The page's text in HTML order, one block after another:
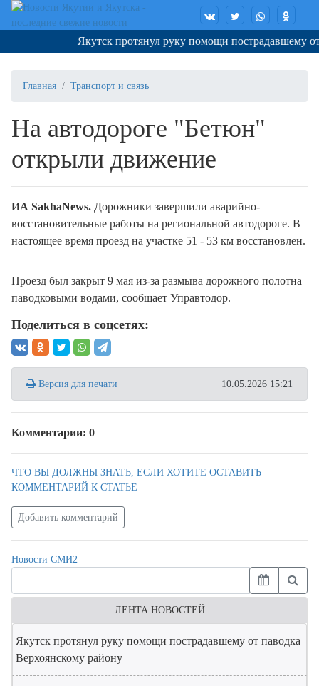
Якутск протянул руку помощи пострадавшему от
Главная Транспорт и связь
На автодороге "Бетюн"
открыли движение
ИА SakhaNews. Дорожники завершили аварийно-
восстановительные работы на региональной автодороге. В
настоящее время проезд на участке 51 - 53 км восстановлен.
Проезд был закрыт 9 мая из-за размыва дорожного полотна
паводковыми водами, сообщает Управтодор.
Поделиться в соцсетях:
Версия для печати 10.05.2026 15:21
Комментарии: 0
ЧТО ВЫ ДОЛЖНЫ ЗНАТЬ, ЕСЛИ ХОТИТЕ ОСТАВИТЬ
КОММЕНТАРИЙ К СТАТЬЕ
Добавить комментарий
Новости СМИ2
ЛЕНТА НОВОСТЕЙ
Якутск протянул руку помощи пострадавшему от паводка
Верхоянскому району